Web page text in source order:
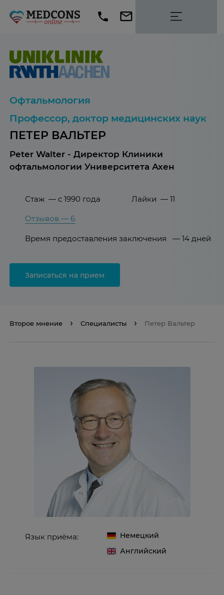
Офтальмология
Профессор, доктор медицинских наук
ПЕТЕР ВАЛЬТЕР
Peter Walter - Директор Клиники
офтальмологии Университета Ахен
Стаж — с 1990 года Лайки — 11
Отзывов — 6
Время предоставления заключения — 14 дней
Записаться на прием
Второе мнение Специалисты Петер Вальтер
Язык приёма:
Немецкий
Английский